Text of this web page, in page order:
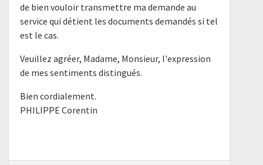
de bien vouloir transmettre ma demande au
service qui détient les documents demandés si tel
est le cas.
Veuillez agréer, Madame, Monsieur, l'expression
de mes sentiments distingués.
Bien cordialement.
PHILIPPE Corentin